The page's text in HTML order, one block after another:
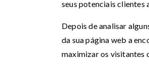
seus potenciais clientes
Depois de analisar
da sua página web a
maximizar os visitantes